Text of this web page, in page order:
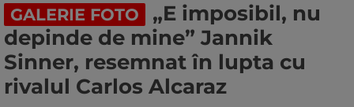
GALERIE FOTO
„E imposibil, nu
depinde de mine” Jannik
Sinner, resemnat în lupta cu
rivalul Carlos Alcaraz